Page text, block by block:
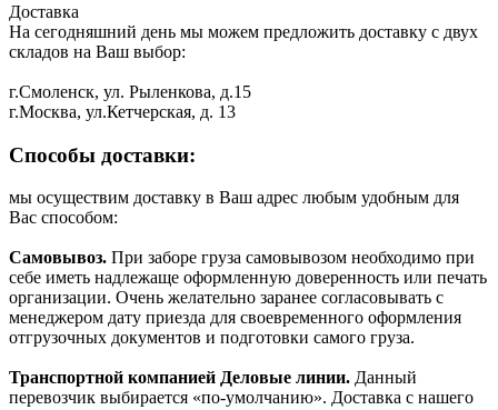
Доставка
На сегодняшний день мы можем предложить доставку с двух
складов на Ваш выбор:
г.Смоленск, ул. Рыленкова, д.15
г.Москва, ул.Кетчерская, д. 13
Способы доставки:
мы осуществим доставку в Ваш адрес любым удобным для
Вас способом:
Самовывоз. При заборе груза самовывозом необходимо при
себе иметь надлежаще оформленную доверенность или печать
организации. Очень желательно заранее согласовывать с
менеджером дату приезда для своевременного оформления
отгрузочных документов и подготовки самого груза.
Транспортной компанией Деловые линии. Данный
перевозчик выбирается «по-умолчанию». Доставка с нашего